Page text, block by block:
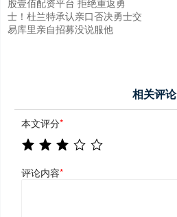
士！杜兰特承认亲口否决勇士交
易库里亲自招募没说服他
相关评论
本文评分*
评论内容*